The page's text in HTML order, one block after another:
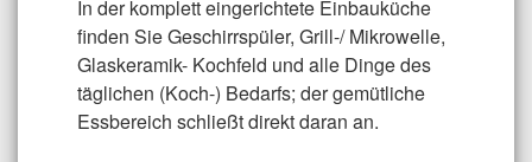
In der komplett eingerichtete Einbauküche
finden Sie Geschirrspüler, Grill-/ Mikrowelle,
Glaskeramik- Kochfeld und alle Dinge des
täglichen (Koch-) Bedarfs; der gemütliche
Essbereich schließt direkt daran an.